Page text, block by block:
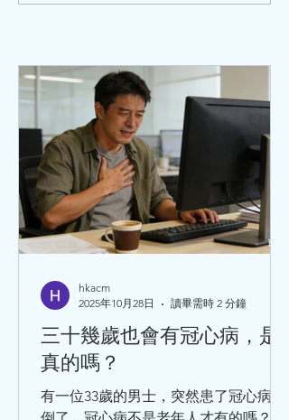
三十幾歲也會有冠心病，是
真的嗎？
有一位33歲的男士，突然患了冠心病暈
hkacm
2025年10月28日
讀畢需時 2 分鐘